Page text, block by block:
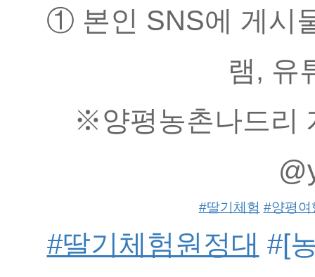
① 본인 SNS에 게시
램, 유
※양평농촌나드리
#딸기체험 #양평여
#딸기체험원정대 #[